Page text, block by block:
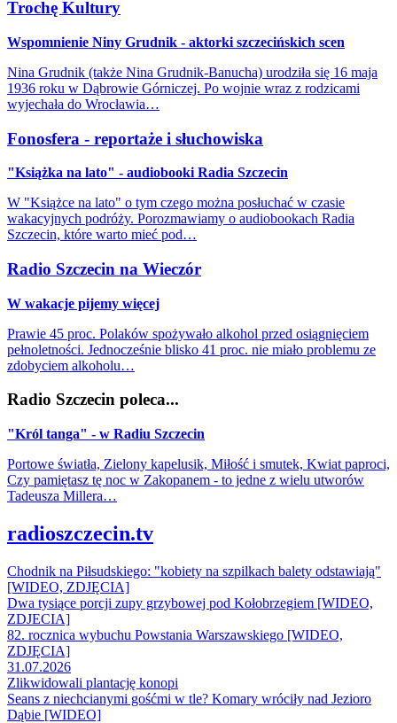
Trochę Kultury
Wspomnienie Niny Grudnik - aktorki szczecińskich scen
Nina Grudnik (także Nina Grudnik-Banucha) urodziła się 16 maja
1936 roku w Dąbrowie Górniczej. Po wojnie wraz z rodzicami
wyjechała do Wrocławia…
Fonosfera - reportaże i słuchowiska
"Książka na lato" - audiobooki Radia Szczecin
W "Książce na lato" o tym czego można posłuchać w czasie
wakacyjnych podróży. Porozmawiamy o audiobookach Radia
Szczecin, które warto mieć pod…
Radio Szczecin na Wieczór
W wakacje pijemy więcej
Prawie 45 proc. Polaków spożywało alkohol przed osiągnięciem
pełnoletności. Jednocześnie blisko 41 proc. nie miało problemu ze
zdobyciem alkoholu…
Radio Szczecin poleca...
"Król tanga" - w Radiu Szczecin
Portowe światła, Zielony kapelusik, Miłość i smutek, Kwiat paproci,
Czy pamiętasz tę noc w Zakopanem - to jedne z wielu utworów
Tadeusza Millera…
radioszczecin.tv
Chodnik na Piłsudskiego: "kobiety na szpilkach balety odstawiają"
[WIDEO, ZDJĘCIA]
Dwa tysiące porcji zupy grzybowej pod Kołobrzegiem [WIDEO,
ZDJECIA]
82. rocznica wybuchu Powstania Warszawskiego [WIDEO,
ZDJĘCIA]
31.07.2026
Zlikwidowali plantację konopi
Seans z niechcianymi gośćmi w tle? Komary wróciły nad Jezioro
Dąbie [WIDEO]